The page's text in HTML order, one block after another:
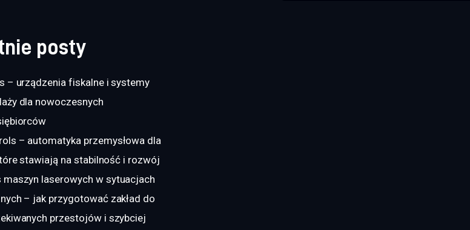
posty
– urządzenia fiskalne i systemy
dla nowoczesnych
– automatyka przemysłowa dla
stawiają na stabilność i rozwój
maszyn laserowych w sytuacjach
– jak przygotować zakład do
przestojów i szybciej